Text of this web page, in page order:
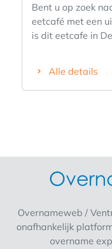
Bent u op zoek
eetcafé met een
is dit eetcafe in
vernieuwd en is
waarde in de regio. Het eetcafé beschikt
uitgeruste
friteuse,
dampkap,
Alle details
Overnameweb /
onafhankelijk
overname